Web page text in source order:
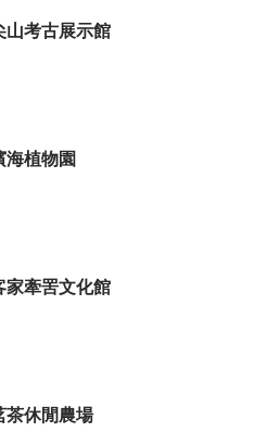
山考古展示館
海植物園
家牽罟文化館
茶休閒農場